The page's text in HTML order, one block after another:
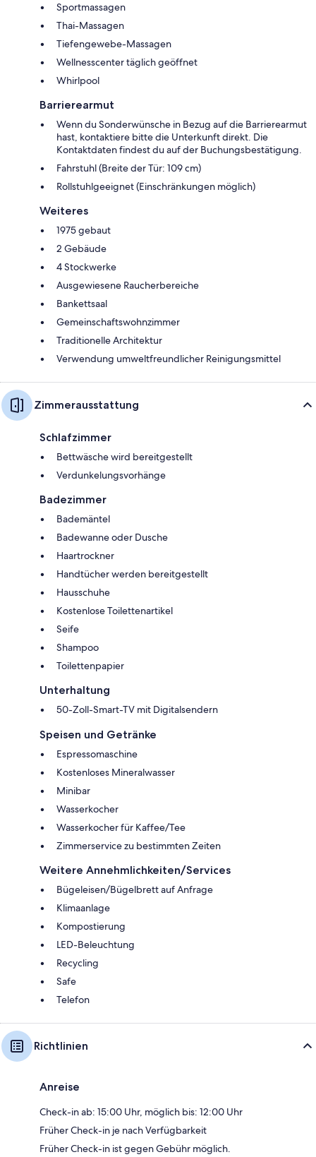
Sportmassagen
Thai-Massagen
Tiefengewebe-Massagen
Wellnesscenter täglich geöffnet
Whirlpool
Barrierearmut
Wenn du Sonderwünsche in Bezug auf die Barrierearmut
hast, kontaktiere bitte die Unterkunft direkt. Die
Kontaktdaten findest du auf der Buchungsbestätigung.
Fahrstuhl (Breite der Tür: 109 cm)
Rollstuhlgeeignet (Einschränkungen möglich)
Weiteres
1975 gebaut
2 Gebäude
4 Stockwerke
Ausgewiesene Raucherbereiche
Bankettsaal
Gemeinschaftswohnzimmer
Traditionelle Architektur
Verwendung umweltfreundlicher Reinigungsmittel
Zimmerausstattung
Schlafzimmer
Bettwäsche wird bereitgestellt
Verdunkelungsvorhänge
Badezimmer
Bademäntel
Badewanne oder Dusche
Haartrockner
Handtücher werden bereitgestellt
Hausschuhe
Kostenlose Toilettenartikel
Seife
Shampoo
Toilettenpapier
Unterhaltung
50-Zoll-Smart-TV mit Digitalsendern
Speisen und Getränke
Espressomaschine
Kostenloses Mineralwasser
Minibar
Wasserkocher
Wasserkocher für Kaffee/Tee
Zimmerservice zu bestimmten Zeiten
Weitere Annehmlichkeiten/Services
Bügeleisen/Bügelbrett auf Anfrage
Klimaanlage
Kompostierung
LED-Beleuchtung
Recycling
Safe
Telefon
Richtlinien
Anreise
Check-in ab: 15:00 Uhr, möglich bis: 12:00 Uhr
Früher Check-in je nach Verfügbarkeit
Früher Check-in ist gegen Gebühr möglich.